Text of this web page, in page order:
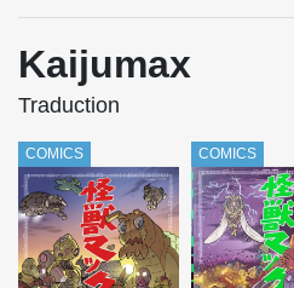
Kaijumax
Traduction
COMICS COMICS